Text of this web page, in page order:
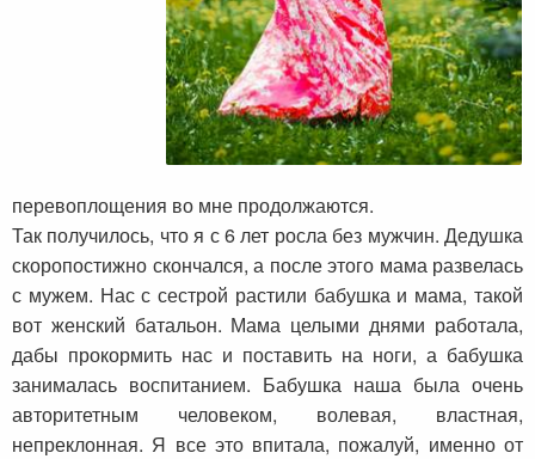
перевоплощения во мне продолжаются.
Так получилось, что я с 6 лет росла без мужчин. Дедушка
скоропостижно скончался, а после этого мама развелась
с мужем. Нас с сестрой растили бабушка и мама, такой
вот женский батальон. Мама целыми днями работала,
дабы прокормить нас и поставить на ноги, а бабушка
занималась воспитанием. Бабушка наша была очень
авторитетным человеком, волевая, властная,
непреклонная. Я все это впитала, пожалуй, именно от